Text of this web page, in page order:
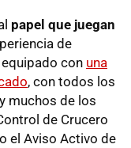
papel que juegan
de
con una
, con todos los
muchos de los
de Crucero
el Aviso Activo de